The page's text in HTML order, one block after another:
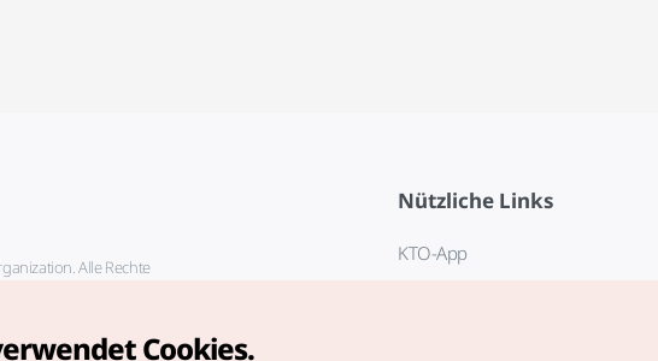
Nützliche Links
KTO-App
Alle Rechte
Cookies.